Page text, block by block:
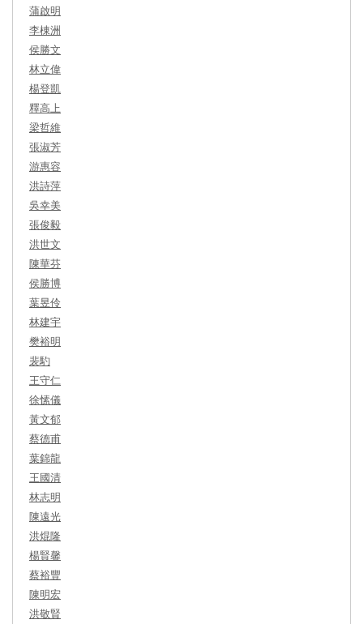
蒲啟明
李棟洲
侯勝文
林立偉
楊登凱
釋高上
梁哲維
張淑芳
游惠容
洪詩萍
吳幸美
張俊毅
洪世文
陳華芬
侯勝博
葉昱伶
林建宇
樊裕明
裴馰
王守仁
徐愫儀
黃文郁
蔡德甫
葉錦龍
王國清
林志明
陳遠光
洪焜隆
楊賢馨
蔡裕豐
陳明宏
洪敬賢